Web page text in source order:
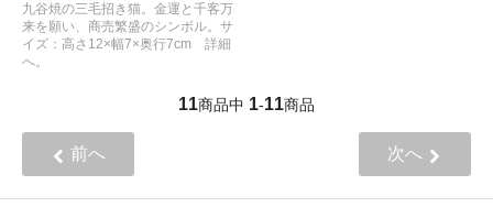
九谷焼の三毛招き猫。金運と千客万
来を願い、商売繁盛のシンボル。サ
イズ：高さ12×幅7×奥行7cm 詳細
へ。
11商品中 1-11商品
前へ 次へ